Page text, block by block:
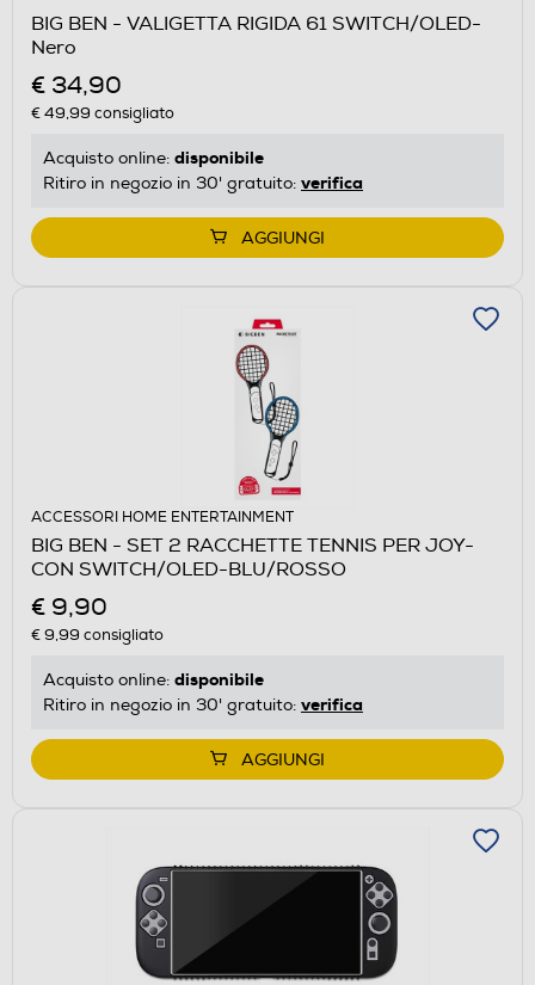
BIG BEN - VALIGETTA RIGIDA 61 SWITCH/OLED-
Nero
€ 34,90
€ 49,99 consigliato
Acquisto online: disponibile
Ritiro in negozio in 30' gratuito: verifica
AGGIUNGI
ACCESSORI HOME ENTERTAINMENT
BIG BEN - SET 2 RACCHETTE TENNIS PER JOY-
CON SWITCH/OLED-BLU/ROSSO
€ 9,90
€ 9,99 consigliato
Acquisto online: disponibile
Ritiro in negozio in 30' gratuito: verifica
AGGIUNGI